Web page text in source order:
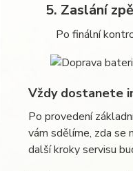
5. Zaslání
Po finální
Vždy dostanete
Po provedení
vám sdělíme, zda se
další kroky servisu